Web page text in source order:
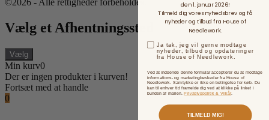
Vælg et Afhentningssted
Vælg
Min kurv0
Der er ingen produkter i kurven!
Fortsæt med at handle
0
den 1. januar 2026!
Tilmeld dig vores nyhedsbrev og få
nyheder og tilbud fra House of
Needlework.
Ja tak, jeg vil gerne modtage
nyheder, tilbud og opdateringer
fra House of Needlework.
Ved at indsende denne formular accepterer du at modtage
informations- og marketingbeskeder fra House of
Needlework. Samtykke er ikke en betingelse for køb. Du
kan til enhver tid framelde dig ved at klikke på linket i
bunden af mailen.Privatlivspolitik & Vilkår.
TILMELD MIG!